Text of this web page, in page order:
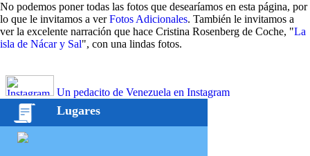
No podemos poner todas las fotos que desearíamos en esta página, por
lo que le invitamos a verFotos Adicionales. También le invitamos a
ver la excelente narración que hace Cristina Rosenberg de Coche, "La
isla de Nácar y Sal", con una lindas fotos.
Un pedacito de Venezuela en Instagram
Lugares